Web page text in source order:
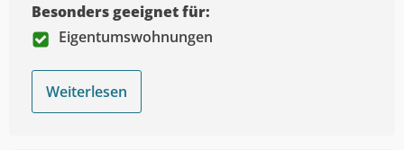
Besonders geeignet für:
Eigentumswohnungen
Weiterlesen